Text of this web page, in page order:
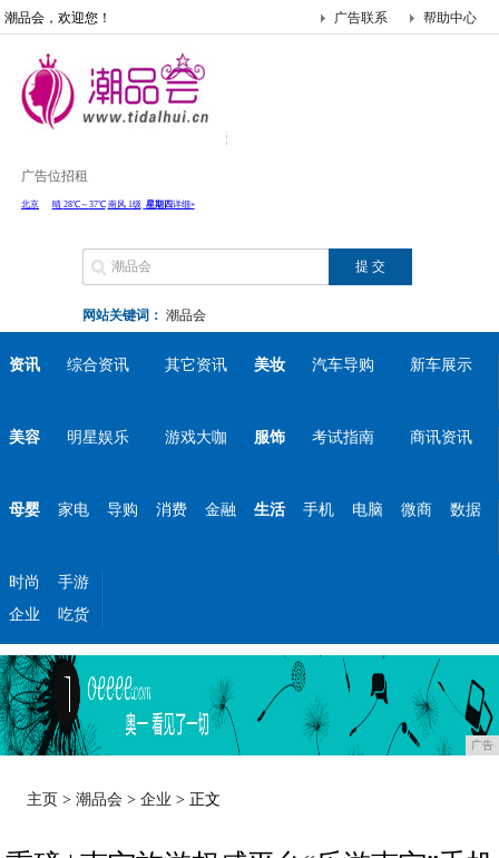
潮品会，欢迎您！ 帮助中心
广告联系
广告位招租
网站关键词： 潮品会
资讯 综合资讯 其它资讯 美妆 汽车导购 新车展示
美容 明星娱乐 游戏大咖 服饰 考试指南 商讯资讯
母婴 家电 导购 消费 金融 生活 手机 电脑 微商 数据
时尚
手游
企业
吃货
广告
主页 >潮品会 >企业 > 正文